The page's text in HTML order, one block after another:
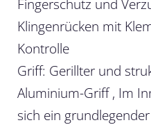
Fingerschutz und
Klingenrücken mit
Kontrolle
Griff: Gerillter und
Aluminium-Griff , Im
sich ein